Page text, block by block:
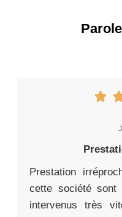
Prestation
cette société
intervenus très